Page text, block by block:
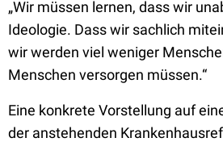
„Wir müssen lernen, dass wir
Ideologie. Dass wir sachlich
wir werden viel weniger
Menschen versorgen müssen.“
Eine konkrete Vorstellung auf
der anstehenden